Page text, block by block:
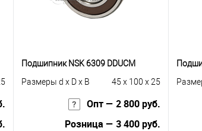
Подшипник NSK 6309 DDUCM
Размеры d x D x B
45 x 100 x 25
Опт — 2 800 руб.
Розница — 3 400 руб.